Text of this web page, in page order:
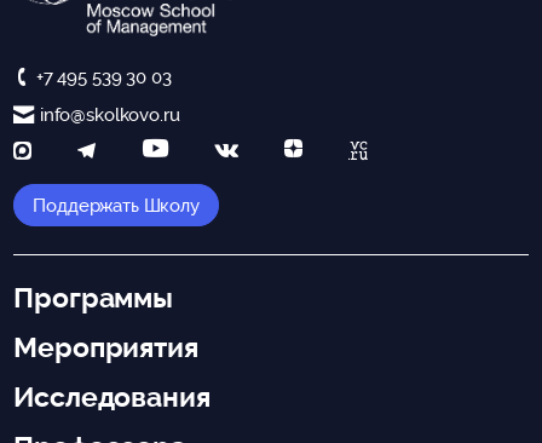
+7 495 539 30 03
info@skolkovo.ru
Поддержать Школу
Программы
Мероприятия
Исследования